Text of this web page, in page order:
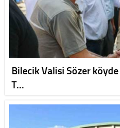
Bilecik Valisi Sözer
T…